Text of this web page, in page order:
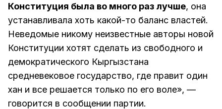
Конституция была во много раз лучше, она
устанавливала хоть какой-то баланс властей.
Неведомые никому неизвестные авторы новой
Конституции хотят сделать из свободного и
демократического Кыргызстана
средневековое государство, где правит один
хан и все решается только по его воле», —
говорится в сообщении партии.